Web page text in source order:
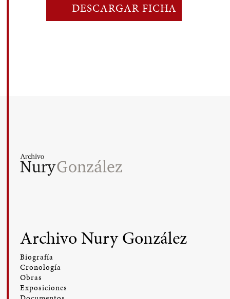
DESCARGAR FICHA
Archivo Nury González
Biografía
Cronología
Obras
Exposiciones